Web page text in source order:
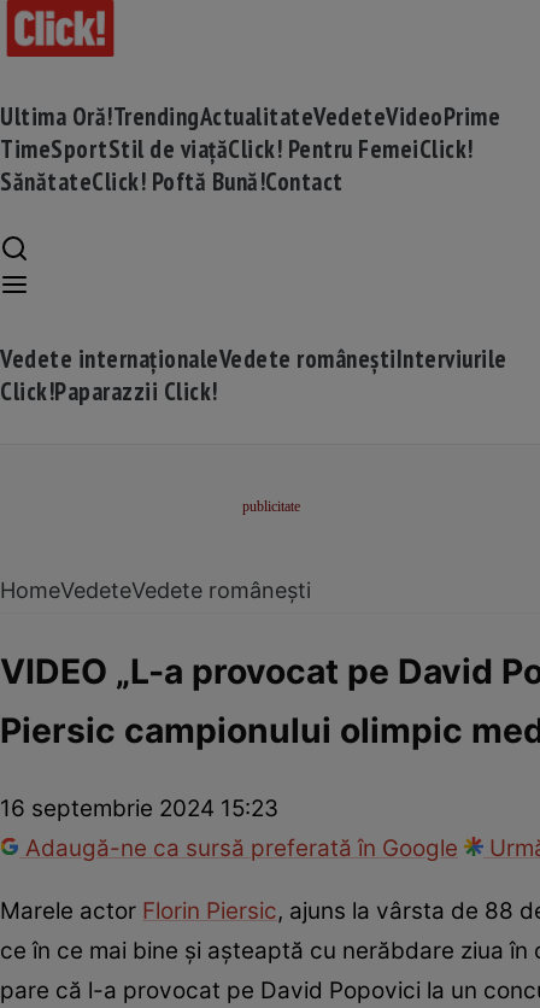
Ultima Oră!TrendingActualitateVedeteVideoPrime
TimeSportStil de viațăClick! Pentru FemeiClick!
SănătateClick! Poftă Bună!Contact
Vedete internaționaleVedete româneștiInterviurile
Click!Paparazzii Click!
HomeVedeteVedete românești
VIDEO „L-a provocat pe David
Piersic campionului olimpic
16 septembrie 2024 15:23
Adaugă-ne ca sursă preferată în Google
Marele actor Florin Piersic, ajuns la vârsta de 88
ce în ce mai bine și așteaptă cu nerăbdare ziua
pare că l-a provocat pe David Popovici la un